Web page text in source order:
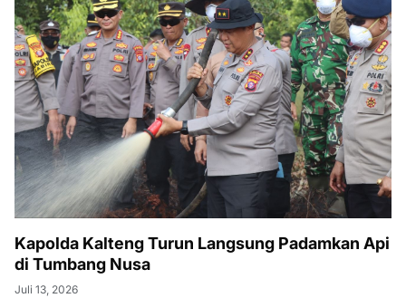
Kapolda Kalteng Turun Langsung Padamkan Api
di Tumbang Nusa
Juli 13, 2026